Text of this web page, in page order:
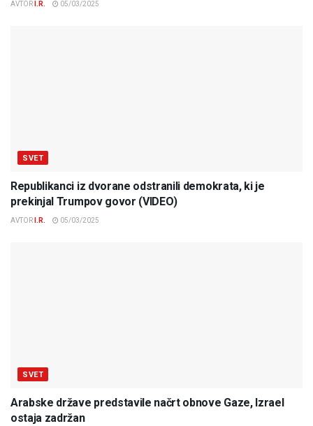
AVTOR I.R. 05/03/2025
SVET
Republikanci iz dvorane odstranili demokrata, ki je
prekinjal Trumpov govor (VIDEO)
AVTOR I.R. 05/03/2025
SVET
Arabske države predstavile načrt obnove Gaze, Izrael
ostaja zadržan